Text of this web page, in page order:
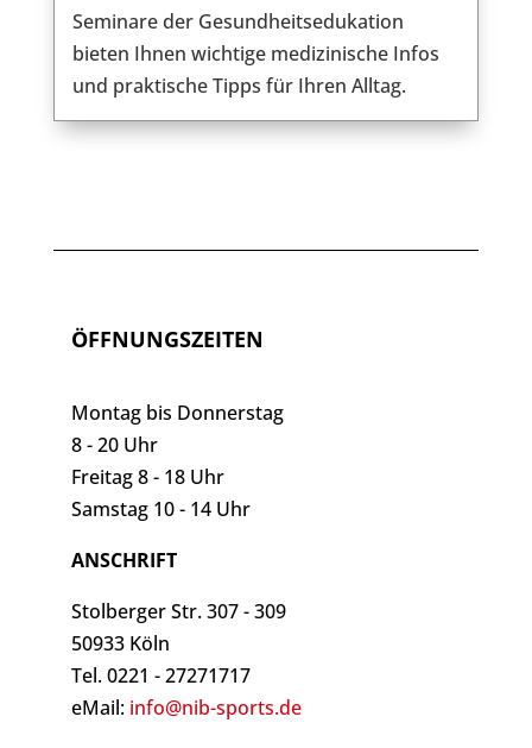
Seminare der Gesundheitsedukation
bieten Ihnen wichtige medizinische Infos
und praktische Tipps für Ihren Alltag.
ÖFFNUNGSZEITEN
Montag bis Donnerstag
8 - 20 Uhr
Freitag 8 - 18 Uhr
Samstag 10 - 14 Uhr
ANSCHRIFT
Stolberger Str. 307 - 309
50933 Köln
Tel. 0221 - 27271717
eMail: info@nib-sports.de